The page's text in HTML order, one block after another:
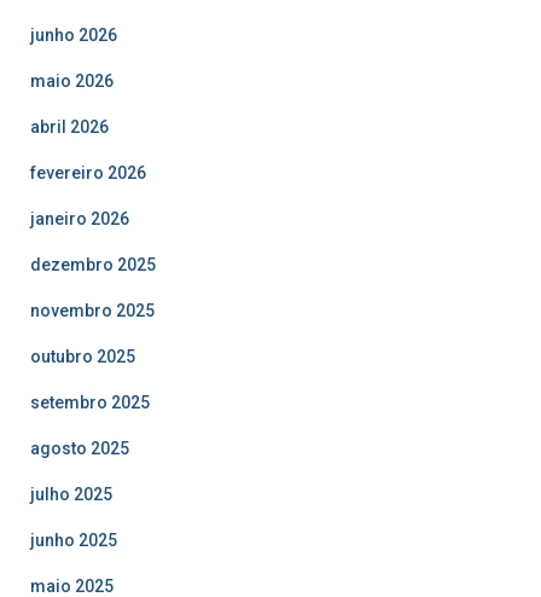
junho 2026
maio 2026
abril 2026
fevereiro 2026
janeiro 2026
dezembro 2025
novembro 2025
outubro 2025
setembro 2025
agosto 2025
julho 2025
junho 2025
maio 2025